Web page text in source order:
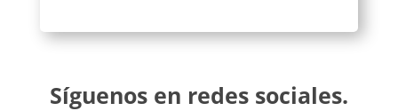
Síguenos en redes sociales.